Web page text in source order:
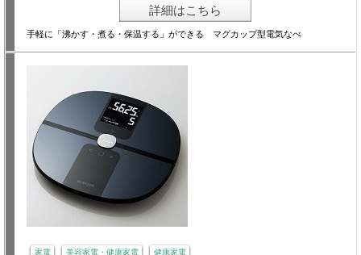
詳細はこちら
手軽に「沸かす・煮る・保温する」ができる マグカップ型電気なべ
家電 美容家電・健康家電 健康家電